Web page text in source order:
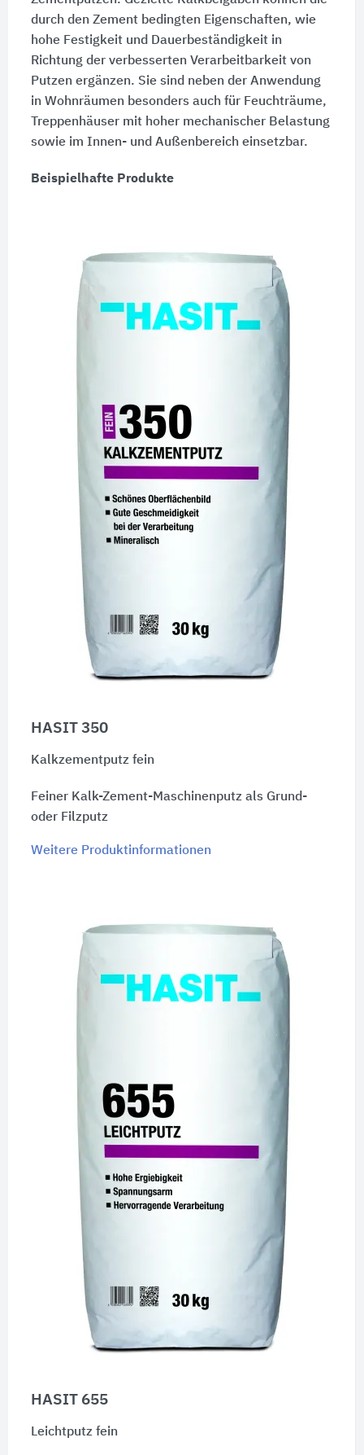
durch den Zement bedingten Eigenschaften, wie
hohe Festigkeit und Dauerbeständigkeit in
Richtung der verbesserten Verarbeitbarkeit von
Putzen ergänzen. Sie sind neben der Anwendung
in Wohnräumen besonders auch für Feuchträume,
Treppenhäuser mit hoher mechanischer Belastung
sowie im Innen- und Außenbereich einsetzbar.
Beispielhafte Produkte
HASIT 350
Kalkzementputz fein
Feiner Kalk-Zement-Maschinenputz als Grund-
oder Filzputz
Weitere Produktinformationen
HASIT 655
Leichtputz fein